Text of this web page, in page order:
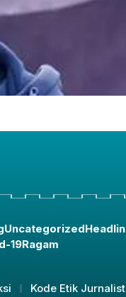
Uncategorized
19Ragam
Kode Etik